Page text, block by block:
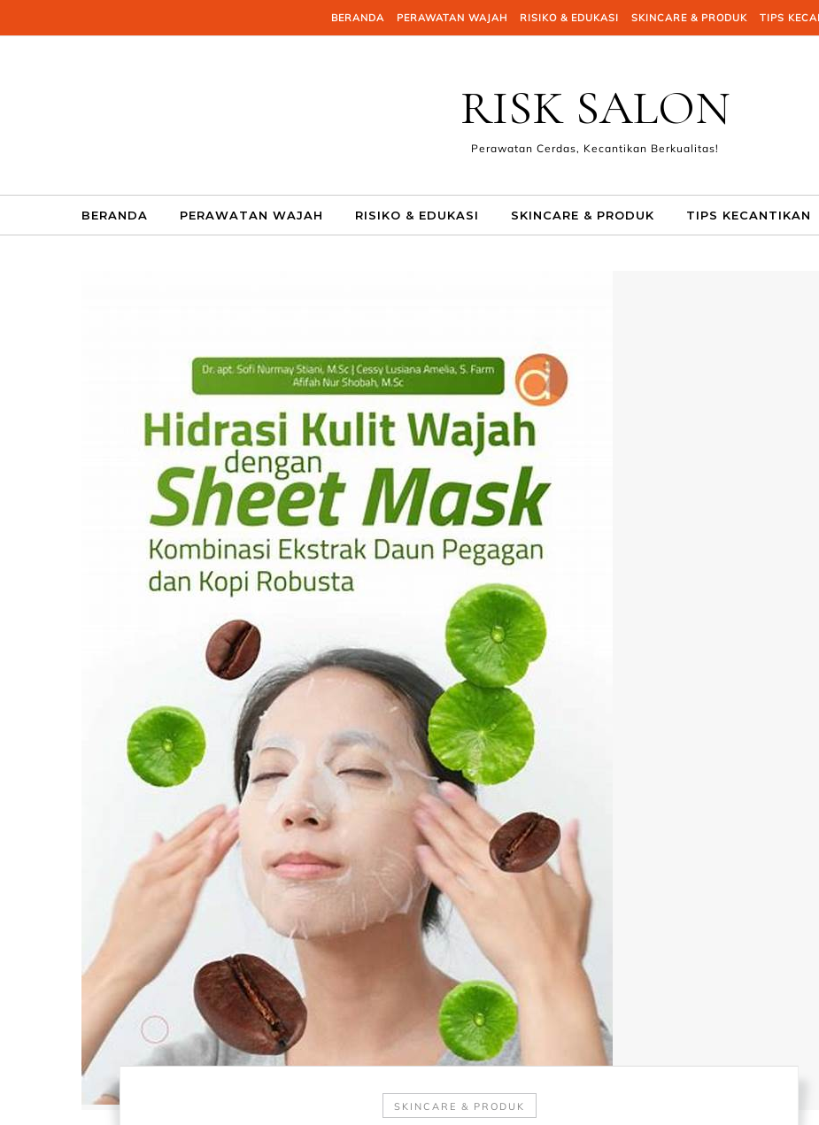
BERANDA PERAWATAN WAJAH RISIKO & EDUKASI SKINCARE & PRODUK TIPS
RISK SALON
Perawatan Cerdas, Kecantikan Berkualitas!
BERANDA PERAWATAN WAJAH RISIKO & EDUKASI SKINCARE & PRODUK TIPS KECANTIKAN
SKINCARE & PRODUK